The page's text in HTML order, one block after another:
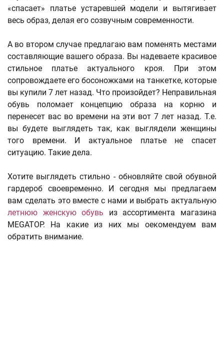
«спасает» платье устаревшей модели и вытягивает
весь образ, делая его созвучным современности.
А во втором случае предлагаю вам поменять местами
составляющие вашего образа. Вы надеваете красивое
стильное платье актуального кроя. При этом
сопровождаете его босоножками на танкетке, которые
вы купили 7 лет назад. Что произойдет? Неправильная
обувь поломает концепцию образа на корню и
перенесет вас во времени на эти вот 7 лет назад. Т.е.
вы будете выглядеть так, как выглядели женщины
того времени. И актуальное платье не спасет
ситуацию. Такие дела.
Хотите выглядеть стильно - обновляйте свой обувной
гардероб своевременно. И сегодня мы предлагаем
вам сделать это вместе с нами и выбрать актуальную
летнюю женскую обувь из ассортимента магазина
MEGATOP. На какие из них мы оекомендуем вам
обратить внимание.